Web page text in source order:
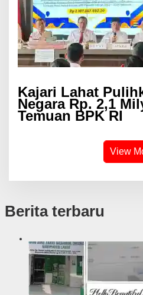
Kajari Lahat
Negara Rp. 2,1
Temuan BPK RI
View
Berita terbaru